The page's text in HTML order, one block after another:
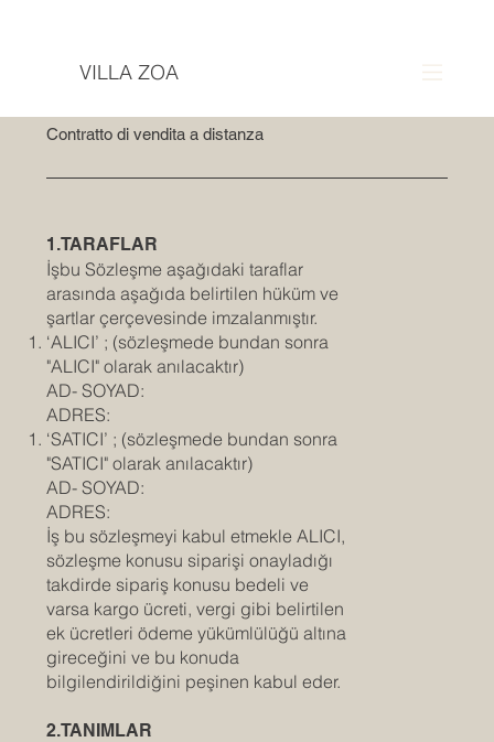
VILLA ZOA
Contratto di vendita a distanza
1.TARAFLAR
İşbu Sözleşme aşağıdaki taraflar
arasında aşağıda belirtilen hüküm ve
şartlar çerçevesinde imzalanmıştır.
‘ALICI’ ; (sözleşmede bundan sonra
"ALICI" olarak anılacaktır)
AD- SOYAD:
ADRES:
‘SATICI’ ; (sözleşmede bundan sonra
"SATICI" olarak anılacaktır)
AD- SOYAD:
ADRES:
İş bu sözleşmeyi kabul etmekle ALICI,
sözleşme konusu siparişi onayladığı
takdirde sipariş konusu bedeli ve
varsa kargo ücreti, vergi gibi belirtilen
ek ücretleri ödeme yükümlülüğü altına
gireceğini ve bu konuda
bilgilendirildiğini peşinen kabul eder.
2.TANIMLAR